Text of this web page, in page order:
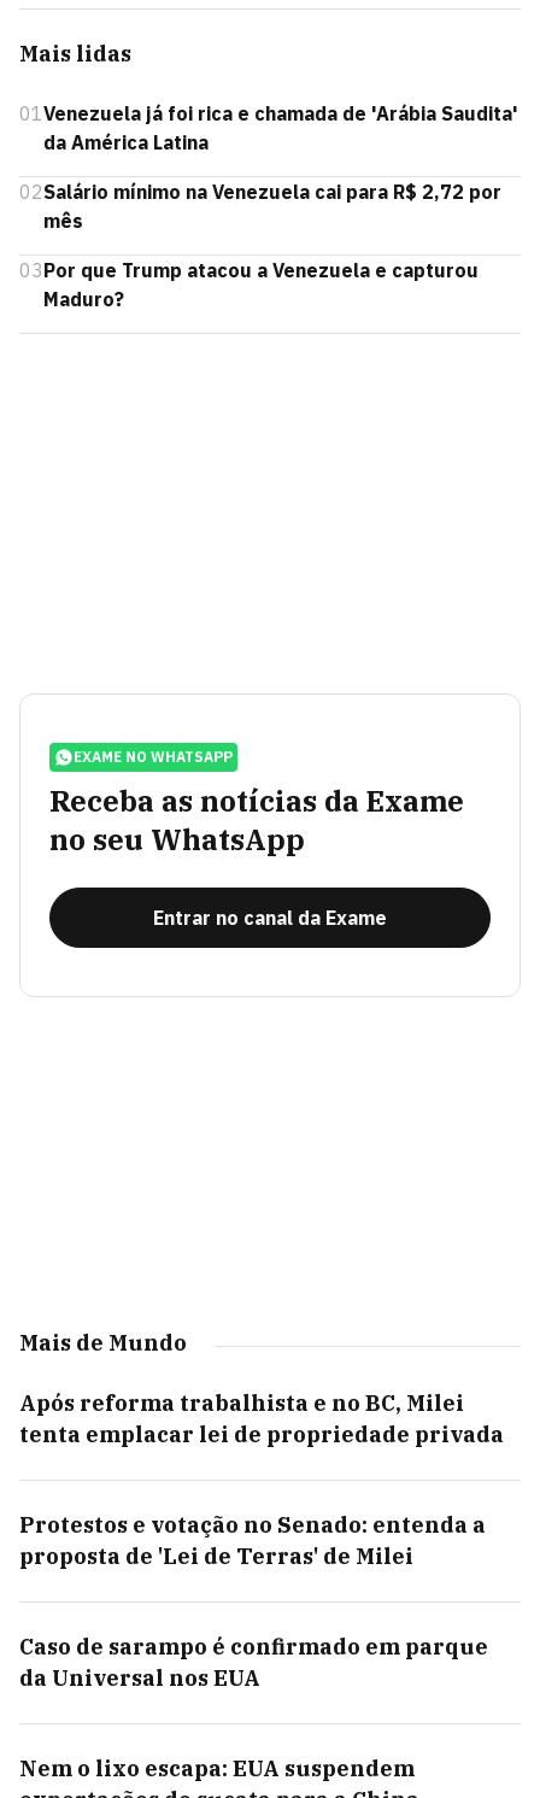
Mais lidas
01Venezuela já foi rica e chamada de 'Arábia Saudita'
da América Latina
02Salário mínimo na Venezuela cai para R$ 2,72 por
mês
03Por que Trump atacou a Venezuela e capturou
Maduro?
EXAME NO WHATSAPP
Receba as notícias da Exame
no seu WhatsApp
Entrar no canal da Exame
Mais de Mundo
Após reforma trabalhista e no BC, Milei
tenta emplacar lei de propriedade privada
Protestos e votação no Senado: entenda a
proposta de 'Lei de Terras' de Milei
Caso de sarampo é confirmado em parque
da Universal nos EUA
Nem o lixo escapa: EUA suspendem